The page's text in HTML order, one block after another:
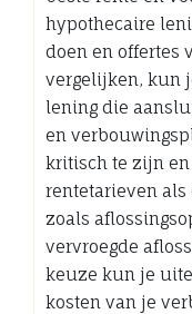
hypothecaire
doen en offertes
vergelijken, kun
lening die
en
kritisch te zijn
rentetarieven
zoals
vervroegde
keuze kun je
kosten van je